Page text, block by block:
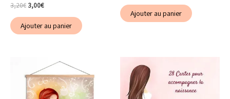
3,20€ Le
initial
était :
3,00€Le
actuel
est :
Ajouter au panier
Ajouter au panier